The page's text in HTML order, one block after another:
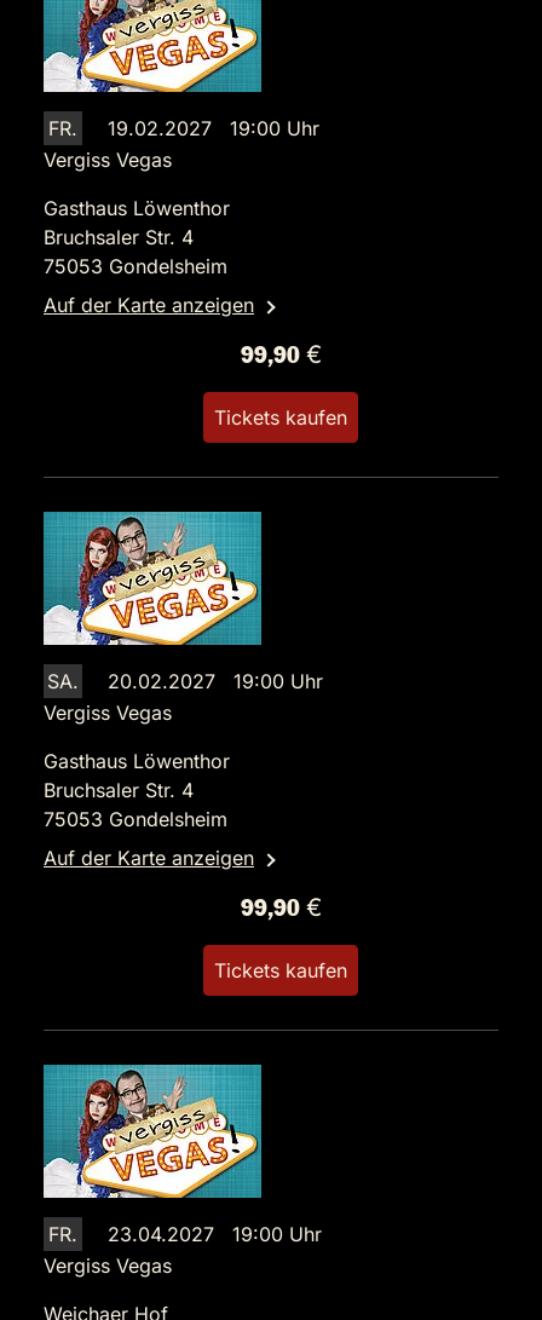
FR.
19.02.2027 19:00 Uhr
Vergiss Vegas
Gasthaus Löwenthor
Bruchsaler Str. 4
75053 Gondelsheim
Auf der Karte anzeigen
99,90 €
Tickets kaufen
SA.
20.02.2027 19:00 Uhr
Vergiss Vegas
Gasthaus Löwenthor
Bruchsaler Str. 4
75053 Gondelsheim
Auf der Karte anzeigen
99,90 €
Tickets kaufen
FR.
23.04.2027 19:00 Uhr
Vergiss Vegas
Weichaer Hof